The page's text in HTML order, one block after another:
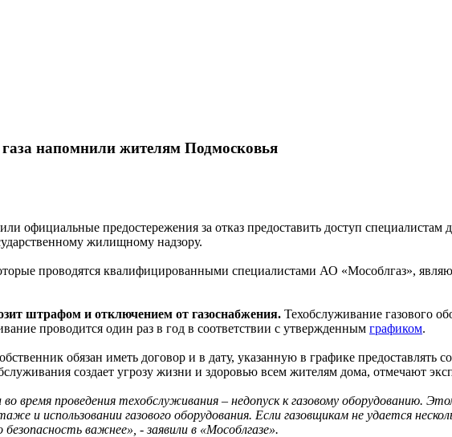
напомнили жителям Подмосковья
официальные предостережения за отказ предоставить доступ специалистам
жилищному надзору.
проводятся квалифицированными специалистами АО «Мособлгаз»,
штрафом и отключением от газоснабжения. Техобслуживание газового
проводится один раз в год в соответствии с утвержденным графиком.
обязан иметь договор и в дату, указанную в графике предоставлять
создает угрозу жизни и здоровью всем жителям дома, отмечают
время проведения техобслуживания – недопуск к газовому оборудованию.
и использовании газового оборудования. Если газовщикам не удается
важнее», - заявили в «Мособлгазе».